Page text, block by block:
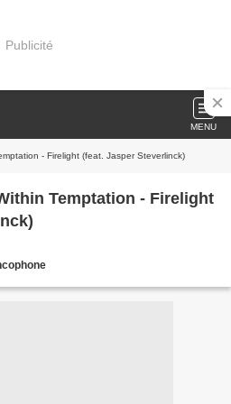
Publicité
MENU
- Firelight (feat. Jasper Steverlinck)
Temptation - Firelight